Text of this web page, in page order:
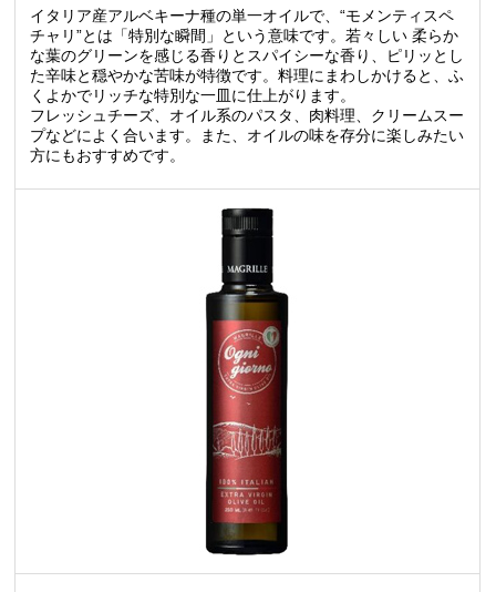
イタリア産アルベキーナ種の単一オイルで、“モメンティスペ
チャリ”とは「特別な瞬間」という意味です。若々しい 柔らか
な葉のグリーンを感じる香りとスパイシーな香り、ピリッとし
た辛味と穏やかな苦味が特徴です。料理にまわしかけると、ふ
くよかでリッチな特別な一皿に仕上がります。
フレッシュチーズ、オイル系のパスタ、肉料理、クリームスー
プなどによく合います。また、オイルの味を存分に楽しみたい
方にもおすすめです。